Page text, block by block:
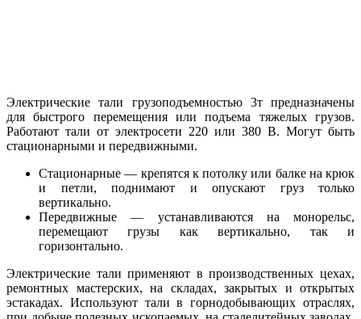
Электрические тали грузоподъемностью 3т предназначены
для быстрого перемещения или подъема тяжелых грузов.
Работают тали от электросети 220 или 380 В. Могут быть
стационарными и передвижными.
Стационарные — крепятся к потолку или балке на крюк
и петли, поднимают и опускают груз только
вертикально.
Передвижные — устанавливаются на монорельс,
перемещают грузы как вертикально, так и
горизонтально.
Электрические тали применяют в производственных цехах,
ремонтных мастерских, на складах, закрытых и открытых
эстакадах. Используют тали в горнодобывающих отраслях,